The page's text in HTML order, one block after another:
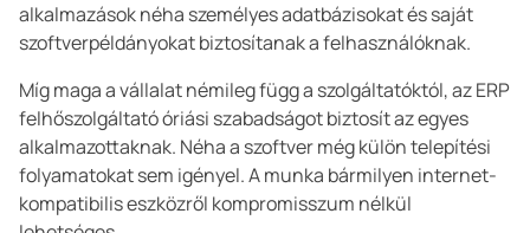
alkalmazások néha személyes adatbázisokat és saját
szoftverpéldányokat biztosítanak a felhasználóknak.
Míg maga a vállalat némileg függ a szolgáltatóktól, az ERP
felhőszolgáltató óriási szabadságot biztosít az egyes
alkalmazottaknak. Néha a szoftver még külön telepítési
folyamatokat sem igényel. A munka bármilyen internet-
kompatibilis eszközről kompromisszum nélkül